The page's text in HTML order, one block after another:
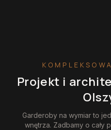
Projekt i
Garderoby na wymiarto
wnętrza. Zadbamy o